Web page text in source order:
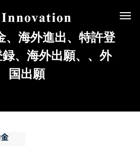
、海外進出、特許登
、海外出願、、外
国出願